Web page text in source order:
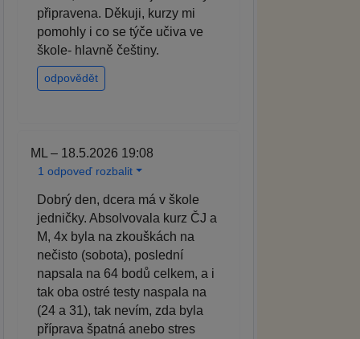
připravena. Děkuji, kurzy mi
pomohly i co se týče učiva ve
škole- hlavně češtiny.
odpovědět
ML – 18.5.2026 19:08
1 odpoveď rozbalit
Dobrý den, dcera má v škole
jedničky. Absolvovala kurz ČJ a
M, 4x byla na zkouškách na
nečisto (sobota), poslední
napsala na 64 bodů celkem, a i
tak oba ostré testy naspala na
(24 a 31), tak nevím, zda byla
příprava špatná anebo stres